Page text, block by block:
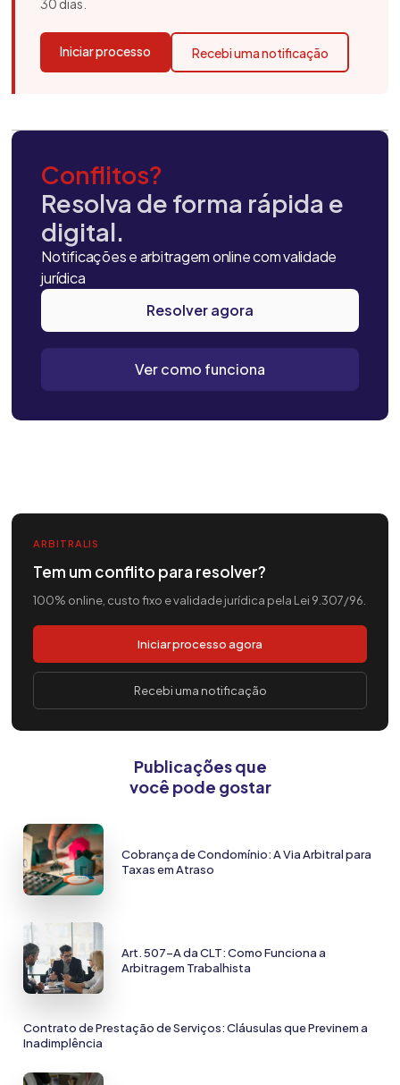
30 dias.
Iniciar processo Recebi uma notificação
Conflitos?
Resolva de forma rápida e
digital.
Notificações e arbitragem online com validade
jurídica
Resolver agora
Ver como funciona
ARBITRALIS
Tem um conflito para resolver?
100% online, custo fixo e validade jurídica pela Lei 9.307/96.
Iniciar processo agora
Recebi uma notificação
Publicações que
você pode gostar
Cobrança de Condomínio: A Via Arbitral para
Taxas em Atraso
Art. 507-A da CLT: Como Funciona a
Arbitragem Trabalhista
Contrato de Prestação de Serviços: Cláusulas que Previnem a
Inadimplência